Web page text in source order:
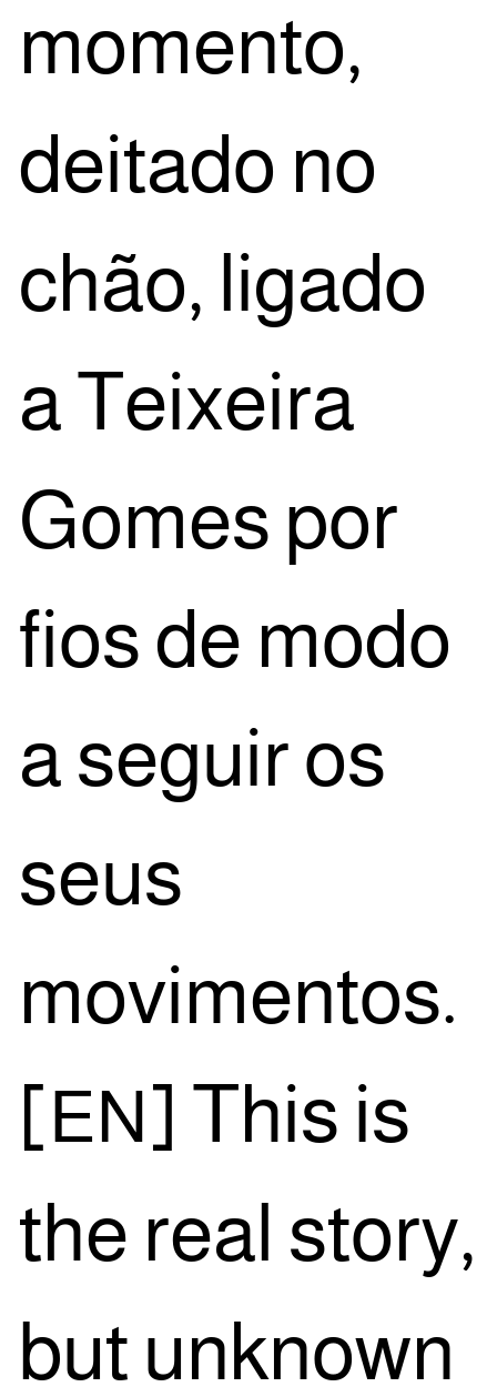
momen­to,
dei­ta­do no
chão, liga­do
a Tei­xei­ra
Gomes por
fios de modo
a seguir os
seus
movimentos.
[EN] This is
the real story,
but unk­nown